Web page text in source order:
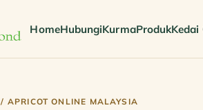
HomeHubungiKurmaProdukKedai
/ APRICOT ONLINE MALAYSIA